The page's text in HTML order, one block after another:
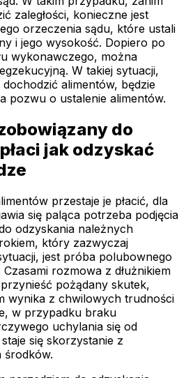
zaległości, konieczne jest
orzeczenia sądu, które ustali
i jego wysokość. Dopiero po
wykonawczego, można
W takiej sytuacji,
alimentów, będzie
pozwu o ustalenie alimentów.
do
jak odzyskać
przestaje je płacić, dla
się paląca potrzeba podjęcia
odzyskania należnych
który zazwyczaj
jest próba polubownego
rozmowa z dłużnikiem
pożądany skutek,
wynika z chwilowych trudności
w przypadku braku
uchylania się od
się skorzystanie z